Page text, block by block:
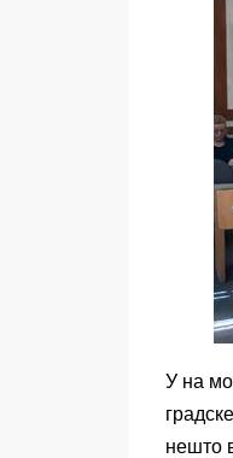
У на
нешто